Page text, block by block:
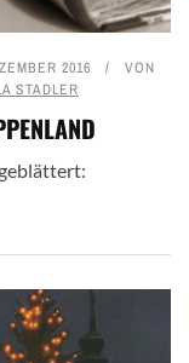
2016
VON
STADLER